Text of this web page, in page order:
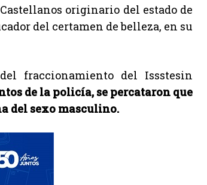
originario del estado de
del certamen de belleza, en su
fraccionamiento del Issstesin
de la policía, se percataron que
del sexo masculino.